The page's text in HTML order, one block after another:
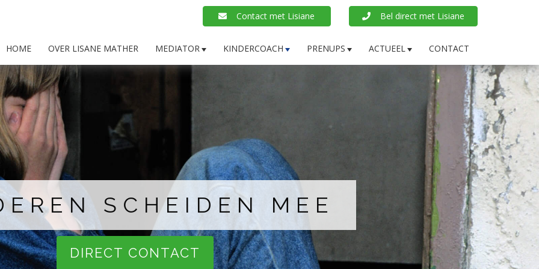
Contact met Lisiane Bel direct met Lisiane
HOME OVER LISANE MATHER MEDIATOR KINDERCOACH PRENUPS ACTUEEL CONTACT
SCHEIDEN MEE
DIRECT CONTACT